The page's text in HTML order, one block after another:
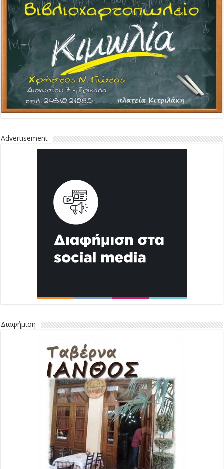
Advertisement
Διαφήμιση